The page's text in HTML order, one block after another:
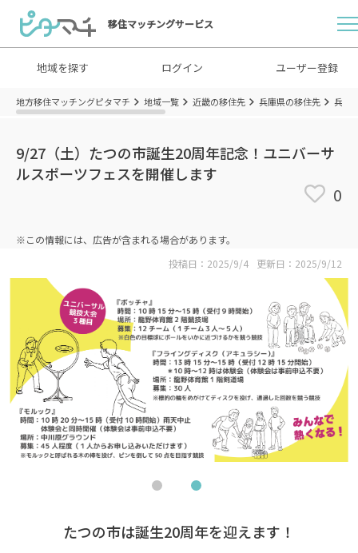
移住マッチングサービス
地域を探す ログイン ユーザー登録
地方移住マッチングピタマチ 地域一覧 近畿の移住先 兵庫県の移住先 兵庫
9/27（土）たつの市誕生20周年記念！ユニバーサ
ルスポーツフェスを開催します
0
※この情報には、広告が含まれる場合があります。
投稿日：2025/9/4
更新日：2025/9/12
たつの市は誕生20周年を迎えます！